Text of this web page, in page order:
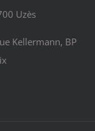
Uzès
Kellermann, BP